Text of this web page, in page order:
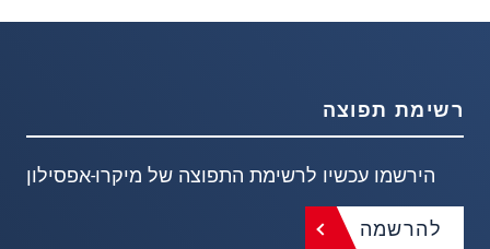
רשימת תפוצה
הירשמו עכשיו לרשימת התפוצה של מיקרו-אפסילון
להרשמה